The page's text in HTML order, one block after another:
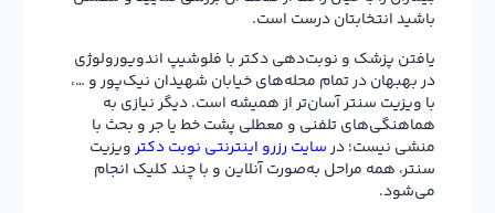
باشید انتخابتان درست است.
یافتن پزشک و نوبت‌دهی دکتر با فلوشیپ اندویورولوژی
در بهبهان در تمام محله‌های خیابان شهیدان نیک‌پور و …،
با ویزیت سنتر آسان‌تر از همیشه است. دیگر نیازی به
هماهنگی‌های تلفنی و معطلی پشت خط یا جر و بحث با
منشی نیست؛ درسایت رزرو اینترنتی نوبت دکترویزیت
سنتر، همه مراحل به‌صورت آنلاین و با چند کلیک انجام
می‌شود.